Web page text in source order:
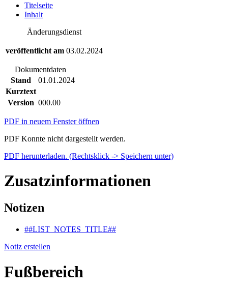
Titelseite
Inhalt
Änderungsdienst
veröffentlicht am 03.02.2024
Dokumentdaten
Stand
01.01.2024
Kurztext
Version 000.00
PDF in neuem Fenster öffnen
PDF Konnte nicht dargestellt werden.
PDF herunterladen. (Rechtsklick -> Speichern unter)
Zusatzinformationen
Notizen
##LIST_NOTES_TITLE##
Notiz erstellen
Fußbereich